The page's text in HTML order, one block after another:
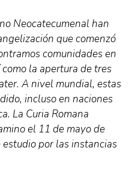
Neocatecumenal han
que comenzó
comunidades en
la apertura de tres
A nivel mundial, estas
incluso en naciones
La Curia Romana
el 11 de mayo de
por las instancias